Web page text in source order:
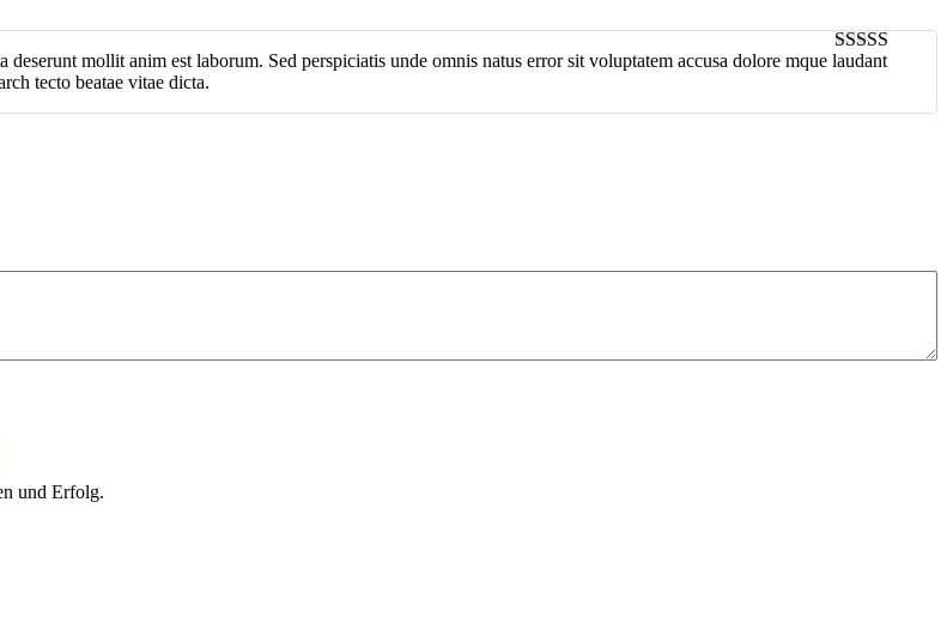
4out of 5
mollit anim est laborum. Sed perspiciatis unde omnis natus error sit voluptatem accusa dolore mque laudant
tecto beatae vitae dicta.
und Erfolg.